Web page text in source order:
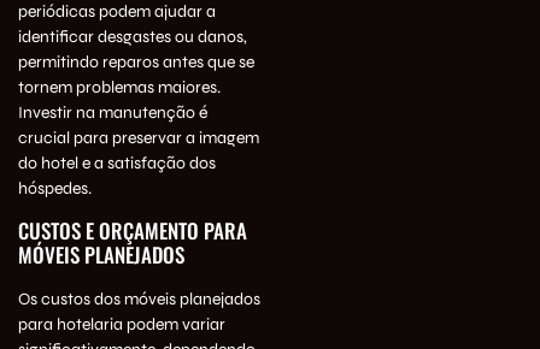
periódicas podem ajudar a
identificar desgastes ou danos,
permitindo reparos antes que se
tornem problemas maiores.
Investir na manutenção é
crucial para preservar a imagem
do hotel e a satisfação dos
hóspedes.
CUSTOS E ORÇAMENTO PARA
MÓVEIS PLANEJADOS
Os custos dos móveis planejados
para hotelaria podem variar